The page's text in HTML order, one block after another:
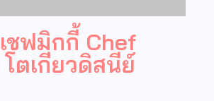
ชฟมิกกี้ Chef
ตเกียวดิสนีย์